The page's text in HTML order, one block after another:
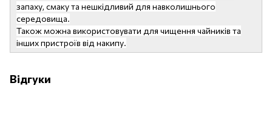
запаху, смаку та нешкідливий для навколишнього
середовища.
Також можна використовувати для чищення чайників та
інших пристроїв від накипу.
Відгуки